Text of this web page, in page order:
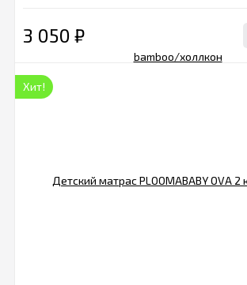
3 050 ₽
Хит!